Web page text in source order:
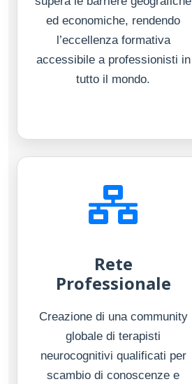
ed economiche, rendendo
l’eccellenza formativa
accessibile a professionisti in
tutto il mondo.
Rete
Professionale
Creazione di una community
globale di terapisti
neurocognitivi qualificati per
scambio di conoscenze e